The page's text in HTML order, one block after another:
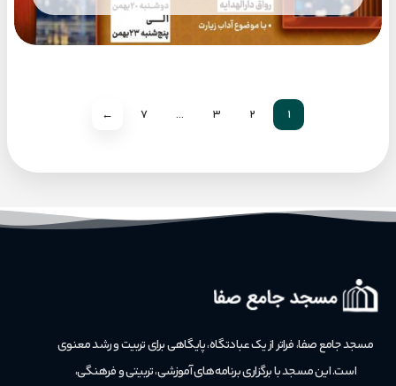
1
2
3
…
7
←
مسجد جامع صفا، فراتر از یک عبادتگاه، پایگاهی برای تربیت و رشد معنوی
است.این مسجد با برگزاری برنامه‌های آموزشی، تربیتی و فرهنگی،